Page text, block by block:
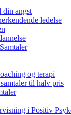
din angst
ledelse
og terapi
til halv pris
i Positiv